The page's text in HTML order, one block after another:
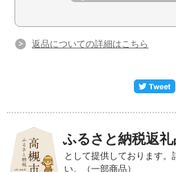
返品についての詳細はこちら
ふるさと納税返礼
として提供しております
い。（一部商品）